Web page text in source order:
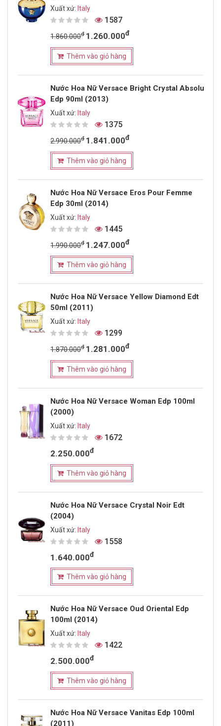
Xuất xứ: Italy
1587
1.860.000đ 1.260.000đ
Thêm vào giỏ hàng
Nước Hoa Nữ Versace Bright Crystal Absolu
Edp 90ml (2013)
Xuất xứ: Italy
1375
2.990.000đ 1.841.000đ
Thêm vào giỏ hàng
Nước Hoa Nữ Versace Eros Pour Femme
Edp 30ml (2014)
Xuất xứ: Italy
1445
1.990.000đ 1.247.000đ
Thêm vào giỏ hàng
Nước Hoa Nữ Versace Yellow Diamond Edt
50ml (2011)
Xuất xứ: Italy
1299
1.870.000đ 1.281.000đ
Thêm vào giỏ hàng
Nước Hoa Nữ Versace Woman Edp 100ml
(2000)
Xuất xứ: Italy
1672
2.250.000đ
Thêm vào giỏ hàng
Nước Hoa Nữ Versace Crystal Noir Edt
(2004)
Xuất xứ: Italy
1558
1.640.000đ
Thêm vào giỏ hàng
Nước Hoa Nữ Versace Oud Oriental Edp
100ml (2014)
Xuất xứ: Italy
1422
2.500.000đ
Thêm vào giỏ hàng
Nước Hoa Nữ Versace Vanitas Edp 100ml
(2011)